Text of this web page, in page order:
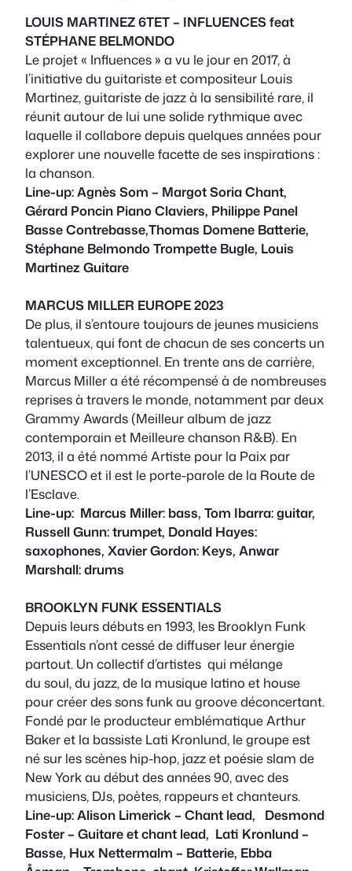
LOUIS MARTINEZ 6TET – INFLUENCES feat
STÉPHANE BELMONDO
Le projet « Influences » a vu le jour en 2017, à
l’initiative du guitariste et compositeur Louis
Martinez, guitariste de jazz à la sensibilité rare, il
réunit autour de lui une solide rythmique avec
laquelle il collabore depuis quelques années pour
explorer une nouvelle facette de ses inspirations :
la chanson.
Line-up: Agnès Som – Margot Soria Chant,
Gérard Poncin Piano Claviers, Philippe Panel
Basse Contrebasse,Thomas Domene Batterie,
Stéphane Belmondo Trompette Bugle, Louis
Martinez Guitare
MARCUS MILLER EUROPE 2023
De plus, il s’entoure toujours de jeunes musiciens
talentueux, qui font de chacun de ses concerts un
moment exceptionnel. En trente ans de carrière,
Marcus Miller a été récompensé à de nombreuses
reprises à travers le monde, notamment par deux
Grammy Awards (Meilleur album de jazz
contemporain et Meilleure chanson R&B). En
2013, il a été nommé Artiste pour la Paix par
l’UNESCO et il est le porte-parole de la Route de
l’Esclave.
Line-up: Marcus Miller: bass, Tom Ibarra: guitar,
Russell Gunn: trumpet, Donald Hayes:
saxophones, Xavier Gordon: Keys, Anwar
Marshall: drums
BROOKLYN FUNK ESSENTIALS
Depuis leurs débuts en 1993, les Brooklyn Funk
Essentials n’ont cessé de diffuser leur énergie
partout. Un collectif d’artistes qui mélange
du soul, du jazz, de la musique latino et house
pour créer des sons funk au groove déconcertant.
Fondé par le producteur emblématique Arthur
Baker et la bassiste Lati Kronlund, le groupe est
né sur les scènes hip-hop, jazz et poésie slam de
New York au début des années 90, avec des
musiciens, DJs, poètes, rappeurs et chanteurs.
Line-up: Alison Limerick – Chant lead, Desmond
Foster – Guitare et chant lead, Lati Kronlund –
Basse, Hux Nettermalm – Batterie, Ebba